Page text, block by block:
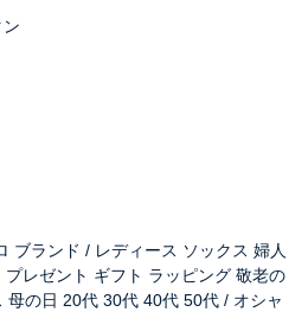
ブランド / レディース ソックス 婦人
レゼント ギフト ラッピング 敬老の
母の日 20代 30代 40代 50代 / オシャ